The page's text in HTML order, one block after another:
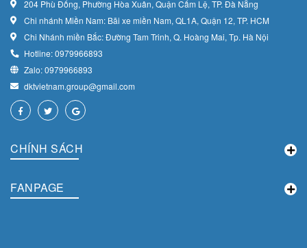
204 Phù Đổng, Phường Hòa Xuân, Quận Cẩm Lệ, TP. Đà Nẵng
Chi nhánh Miền Nam: Bãi xe miền Nam, QL1A, Quận 12, TP. HCM
Chi Nhánh miền Bắc: Đường Tam Trinh, Q. Hoàng Mai, Tp. Hà Nội
Hotline: 0979966893
Zalo: 0979966893
dktvietnam.group@gmail.com
CHÍNH SÁCH
FANPAGE